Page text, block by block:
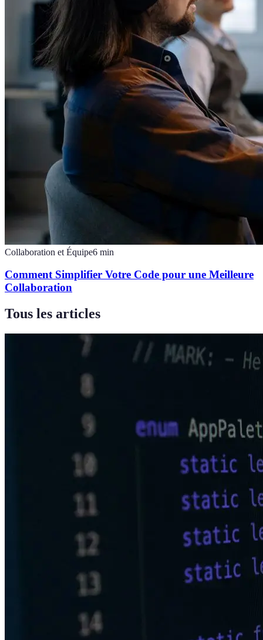
Collaboration et Équipe6 min
Comment Simplifier Votre Code pour une Meilleure
Collaboration
Tous les articles